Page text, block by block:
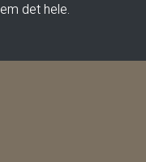
det hele.​